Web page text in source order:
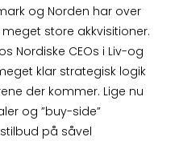
og Norden har over
store akkvisitioner.
Nordiske CEOs i Liv-og
klar strategisk logik
der kommer. Lige nu
og ”buy-side”
på såvel